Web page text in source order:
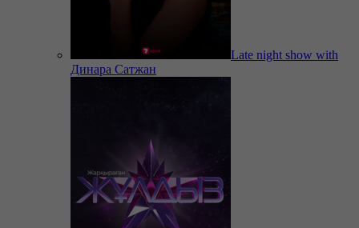
Late night show with
Динара Сатжан